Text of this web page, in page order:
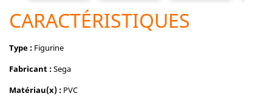
CARACTÉRISTIQUES
Type : Figurine
Fabricant :Sega
Matériau(x) : PVC